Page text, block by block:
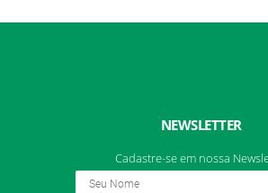
NEWSLETTER
Cadastre-se em nossa